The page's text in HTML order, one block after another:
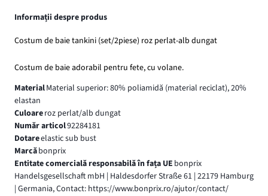
Informații despre produs
Costum de baie tankini (set/2piese) roz perlat-alb dungat
Costum de baie adorabil pentru fete, cu volane.
MaterialMaterial superior: 80% poliamidă (material reciclat), 20%
elastan
Culoareroz perlat/alb dungat
Număr articol92284181
Dotareelastic sub bust
Marcăbonprix
Entitate comercială responsabilă în fața UE bonprix
Handelsgesellschaft mbH | Haldesdorfer Straße 61 | 22179 Hamburg
| Germania, Contact: https://www.bonprix.ro/ajutor/contact/